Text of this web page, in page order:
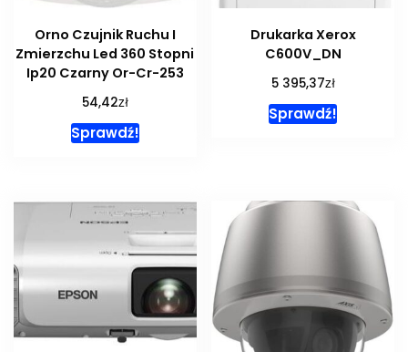
Orno Czujnik Ruchu I
Zmierzchu Led 360 Stopni
Ip20 Czarny Or-Cr-253
54,42zł
Sprawdź!
Drukarka Xerox
C600V_DN
5 395,37zł
Sprawdź!